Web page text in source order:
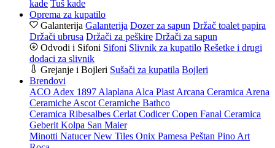
kade Tuš kade
Oprema za kupatilo
Galanterija Galanterija Dozer za sapun Držač toalet papira
Držači ubrusa Držači za peškire Držači za sapun
Odvodi i Sifoni Sifoni Slivnik za kupatilo Rešetke i drugi
dodaci za slivnik
Grejanje i Bojleri Sušači za kupatila Bojleri
Brendovi
ACO Adex 1897 Alaplana Alca Plast Arcana Ceramica Arena
Ceramiche Ascot Ceramiche Bathco
Ceramica Ribesalbes Cerlat CodicerCopen Fanal Ceramica
Geberit Kolpa San Maier
Minotti NatucerNew Tiles Onix Pamesa Peštan Pino Art